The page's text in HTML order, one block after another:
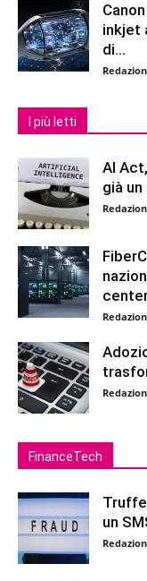
inkjet
di...
I più letti
AI
già
FinanceTech
un